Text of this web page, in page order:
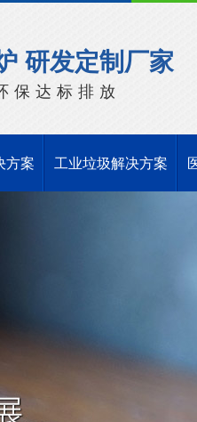
研发定制厂家
保达标排放
方案 工业垃圾解决方案